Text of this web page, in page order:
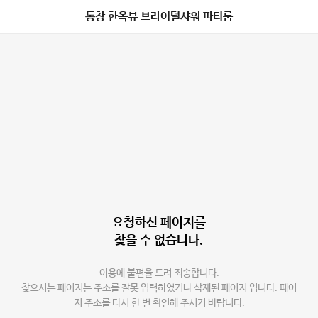
통창 한옥뷰 브라이덜샤워 파티룸
요청하신 페이지를
찾을 수 없습니다.
이용에 불편을 드려 죄송합니다.
찾으시는 페이지는 주소를 잘못 입력하였거나 삭제된 페이지 입니다. 페이
지 주소를 다시 한 번 확인해 주시기 바랍니다.